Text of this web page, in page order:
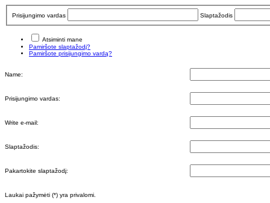
Prisijungimo vardas Slaptažodis
Atsiminti mane
Pamiršote slaptažodį?
Pamiršote prisijungimo vardą?
Name:
Prisijungimo vardas:
Write e-mail:
Slaptažodis:
Pakartokite slaptažodį:
Laukai pažymėti (*) yra privalomi.